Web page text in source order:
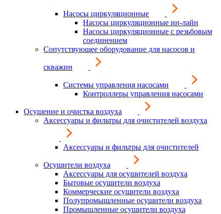
Насосы циркуляционные
Насосы циркуляционные ин-лайн
Насосы циркуляционные с резьбовым
соединением
Сопутствующее оборудование для насосов и
скважин
Системы управления насосами
Контроллеры управления насосами
Осушение и очистка воздуха
Аксессуары и фильтры для очистителей воздуха
Аксессуары и фильтры для очистителей
Осушители воздуха
Аксессуары для осушителей воздуха
Бытовые осушители воздуха
Коммерческие осушители воздуха
Полупромышленные осушители воздуха
Промышленные осушители воздуха